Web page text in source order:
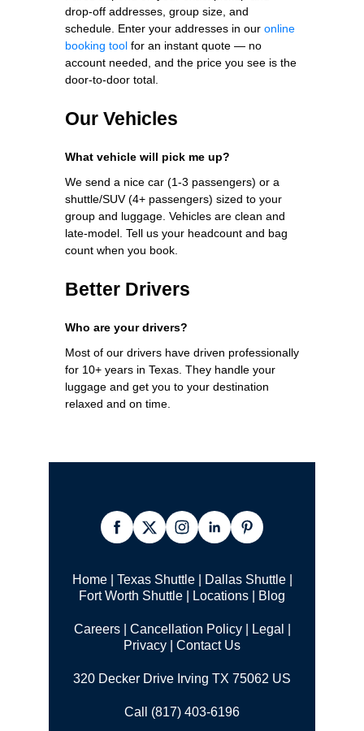
drop-off addresses, group size, and
schedule. Enter your addresses in our online
booking tool for an instant quote — no
account needed, and the price you see is the
door-to-door total.
Our Vehicles
What vehicle will pick me up?
We send a nice car (1-3 passengers) or a
shuttle/SUV (4+ passengers) sized to your
group and luggage. Vehicles are clean and
late-model. Tell us your headcount and bag
count when you book.
Better Drivers
Who are your drivers?
Most of our drivers have driven professionally
for 10+ years in Texas. They handle your
luggage and get you to your destination
relaxed and on time.
Home| Texas Shuttle| Dallas Shuttle|
Fort Worth Shuttle
Locations Blog
Careers| Cancellation Policy|
Legal |
Privacy
Contact Us
320 Decker Drive Irving TX 75062 US
Call (817) 403-6196